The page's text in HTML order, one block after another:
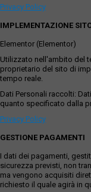
Privacy Policy
IMPLEMENTAZIONE
Elementor (Elementor)
Utilizzato nell'ambito del
proprietario del sito di
tempo reale.
Dati Personali raccolti:
quanto specificato dalla
Privacy Policy
GESTIONE PAGAMENTI
I dati dei pagamenti,
sicurezza previsti, non
ma vengono acquisiti
richiesto il quale agirà in